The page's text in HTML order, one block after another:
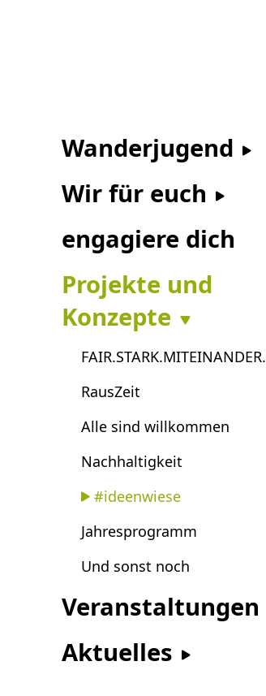
Wanderjugend
Wir für euch
engagiere dich
Projekte und
Konzepte
FAIR.STARK.MITEINANDER.
RausZeit
Alle sind willkommen
Nachhaltigkeit
#ideenwiese
Jahresprogramm
Und sonst noch
Veranstaltungen
Aktuelles